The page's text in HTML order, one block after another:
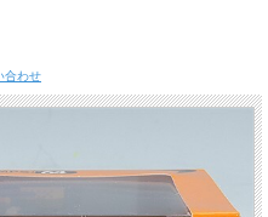
合わせ